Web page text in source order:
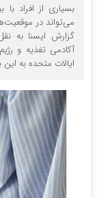
بسیاری از افراد
می‌تواند در
گزارش ایسنا به
آکادمی تغذیه و
ایالات متحده به